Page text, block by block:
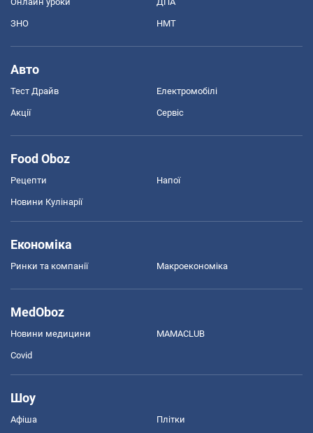
ЗНО НМТ
Авто
Тест Драйв Електромобілі
Акції Сервіс
Food Oboz
Рецепти Напої
Новини Кулінарії
Економіка
Ринки та компанії Макроекономіка
MedOboz
Новини медицини MAMACLUB
Covid
Шоу
Афіша Плітки